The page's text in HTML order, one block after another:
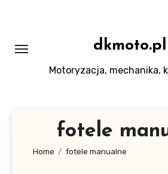
dkmoto.pl
Motoryzacja, mechanika,
fotele
Home fotele manualne